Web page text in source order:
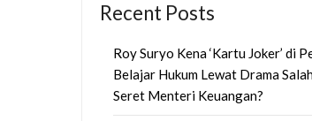
Recent Posts
Roy Suryo Kena ‘Kartu Joker’ di
Belajar Hukum Lewat Drama
Seret Menteri Keuangan?